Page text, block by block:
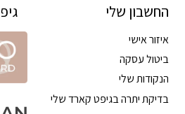
החשבון שלי
איזור אישי
ביטול עסקה
הנקודות שלי
בדיקת יתרה בגיפט קארד שלי